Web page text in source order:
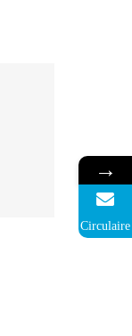
→
Circulaire